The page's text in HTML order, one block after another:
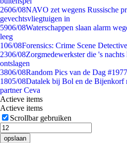
2606/08NAVO zet wegens Russische
gevechtsvliegtuigen in
5906/08Waterschappen slaan alarm
leeg
106/08Forensics: Crime Scene Detective
2306/08Zorgmedewerkster die 's
ontslagen
3806/08Random Pics van de Dag #1977
1805/08Datalek bij Bol en de Bijenkorf
partner Ceva
Actieve items
Actieve items
Scrollbar gebruiken
opslaan